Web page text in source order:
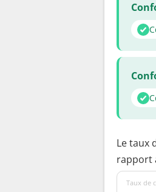
Le taux
rapport
Taux de